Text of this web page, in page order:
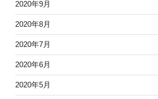
2020年9月
2020年8月
2020年7月
2020年6月
2020年5月